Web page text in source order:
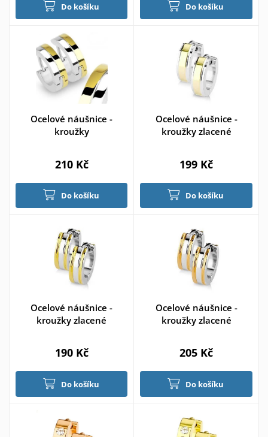
Do košíku Do košíku
Ocelové náušnice -
kroužky
210 Kč
Do košíku
Ocelové náušnice -
kroužky zlacené
199 Kč
Do košíku
Ocelové náušnice -
kroužky zlacené
190 Kč
Do košíku
Ocelové náušnice -
kroužky zlacené
205 Kč
Do košíku